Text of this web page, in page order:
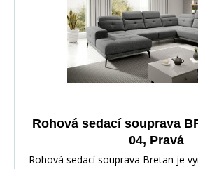
Rohová sedací souprava
04, Pravá
Rohová sedací souprava Bretan je